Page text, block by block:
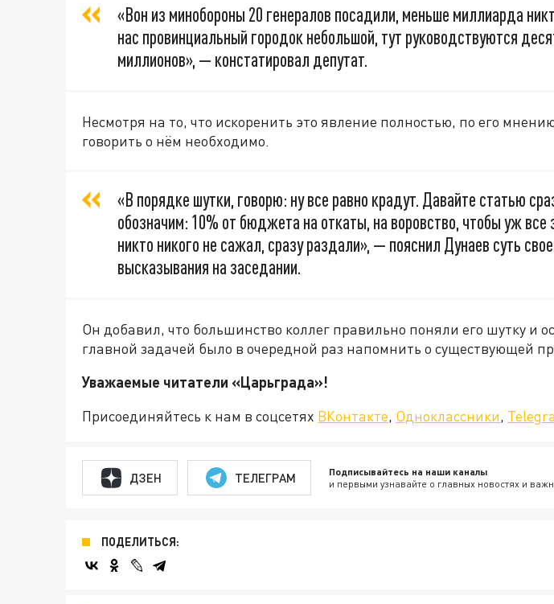
«Вон из минобороны 20 генералов посадили, меньше миллиарда
нас провинциальный городок небольшой, тут руководствуются
миллионов», — констатировал депутат.
Несмотря на то, что искоренить это явление полностью, по его
говорить о нём необходимо.
«В порядке шутки, говорю: ну все равно крадут. Давайте статью
обозначим: 10% от бюджета на откаты, на воровство, чтобы уж все
никто никого не сажал, сразу раздали», — пояснил Дунаев суть
высказывания на заседании.
Он добавил, что большинство коллег правильно поняли его шутку и
главной задачей было в очередной раз напомнить о существующей
Уважаемые читатели «Царьграда»!
Присоединяйтесь к нам в соцсетях ВКонтакте, Одноклассники,
ДЗЕН ТЕЛЕГРАМ Подписывайтесь на наши каналы
и первыми узнавайте о главных новостях и
ПОДЕЛИТЬСЯ: